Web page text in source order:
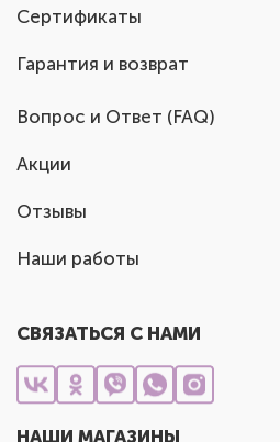
Сертификаты
Гарантия и возврат
Вопрос и Ответ (FAQ)
Акции
Отзывы
Наши работы
СВЯЗАТЬСЯ С НАМИ
НАШИ МАГАЗИНЫ